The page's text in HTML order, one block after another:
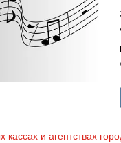
и агентствах